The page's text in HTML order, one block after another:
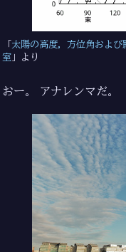
太陽の高度，方位角およ
室
より
おー。 アナレンマだ。